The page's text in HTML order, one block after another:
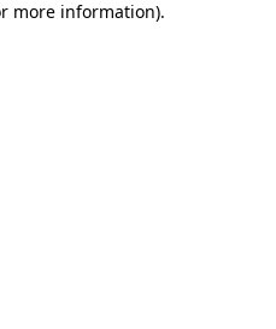
more information).